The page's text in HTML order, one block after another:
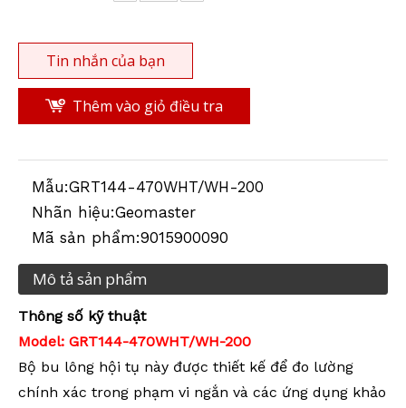
Tin nhắn của bạn
Thêm vào giỏ điều tra
Mẫu:GRT144-470WHT/WH-200
Nhãn hiệu:Geomaster
Mã sản phẩm:9015900090
Mô tả sản phẩm
Thông số kỹ thuật
Model: GRT144-470WHT/WH-200
Bộ bu lông hội tụ này được thiết kế để đo lường
chính xác trong phạm vi ngắn và các ứng dụng khảo